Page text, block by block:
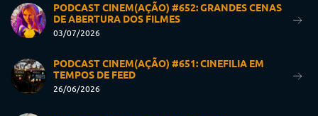
PODCAST CINEM(AÇÃO) #652: GRANDES CENAS
DE ABERTURA DOS FILMES
03/07/2026
PODCAST CINEM(AÇÃO) #651: CINEFILIA EM
TEMPOS DE FEED
26/06/2026